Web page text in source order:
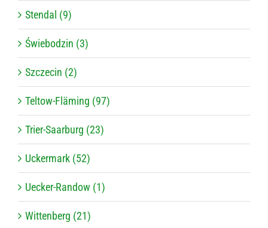
Stendal (9)
Świebodzin (3)
Szczecin (2)
Teltow-Fläming (97)
Trier-Saarburg (23)
Uckermark (52)
Uecker-Randow (1)
Wittenberg (21)